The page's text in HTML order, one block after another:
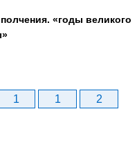
«годы великого
1 1 2